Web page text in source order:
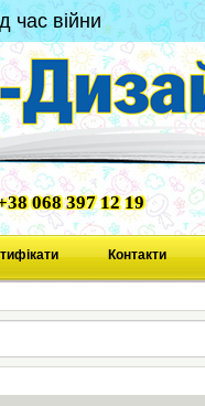
час війни
068 397 12 19
Контакти